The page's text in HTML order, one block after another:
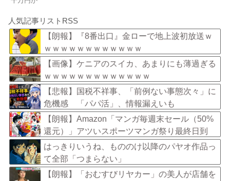
人気記事リストRSS
【朗報】『8番出口』金ローで地上波初放送ｗ
ｗｗｗｗｗｗｗｗｗｗｗｗ
【画像】ケニアのスイカ、あまりにも薄過ぎる
ｗｗｗｗｗｗｗｗｗｗｗｗｗ
【悲報】国税不祥事、「前例ない事態次々」に
危機感 「パパ活」、情報漏えいも
【朗報】Amazon「マンガ毎週末セール（50%
還元）」アツいスポーツマンガ祭り最終日到
来！！！
はっきりいうね、もののけ以降のパヤオ作品っ
て全部「つまらない」
【朗報】「おむすびリヤカー」の美人が店舗を